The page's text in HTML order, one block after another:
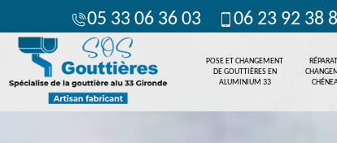
05 33 06 36 03 06 23 92 38
POSE ET CHANGEMENT
DE GOUTTIÈRES EN
ALUMINIUM 33